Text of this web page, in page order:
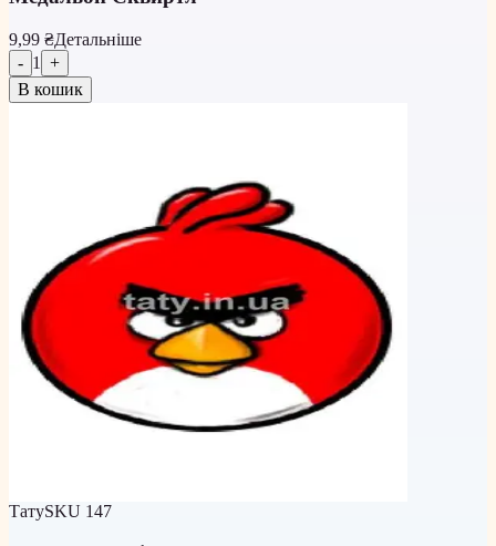
9,99 ₴Детальніше
- 1
+
В кошик
ТатуSKU 147